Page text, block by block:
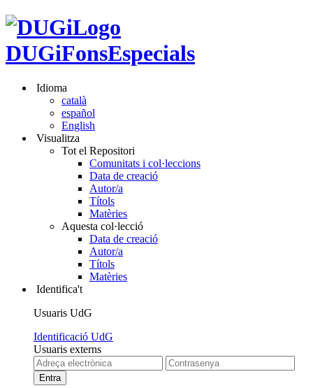
DUGiFonsEspecials
Idioma
català
español
English
Visualitza
Tot el Repositori
Comunitats i col·leccions
Data de creació
Autor/a
Títols
Matèries
Aquesta col·lecció
Data de creació
Autor/a
Títols
Matèries
Identifica't
Usuaris UdG
Identificació UdG
Usuaris externs